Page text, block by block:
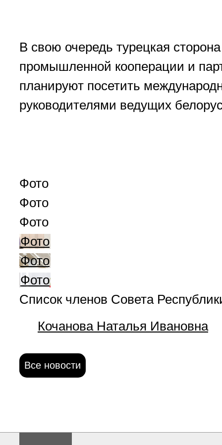
В свою очередь турецкая
промышленной кооперации и
планируют посетить
руководителями ведущих
Фото
Фото
Фото
Фото
Фото
Фото
Список членов Совета
Кочанова Наталья Ивановна
Все новости